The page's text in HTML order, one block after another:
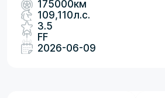
175000км
109,110л.с.
3.5
FF
2026-06-09